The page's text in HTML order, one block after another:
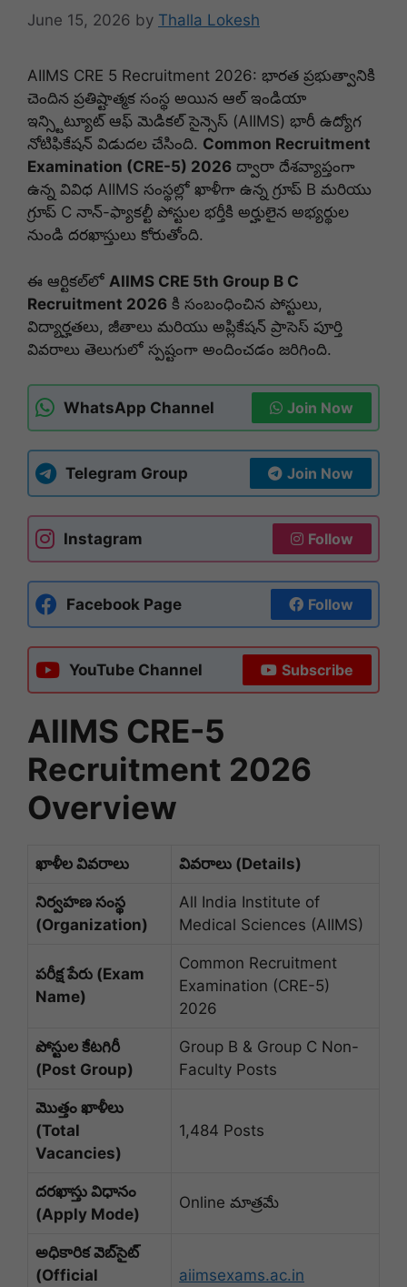
June 15, 2026 by Thalla Lokesh
AIIMS CRE 5 Recruitment 2026: భారత ప్రభుత్వానికి
చెందిన ప్రతిష్టాత్మక సంస్థ అయిన ఆల్ ఇండియా
ఇన్స్టిట్యూట్ ఆఫ్ మెడికల్ సైన్సెస్ (AIIMS) భారీ ఉద్యోగ
నోటిఫికేషన్ విడుదల చేసింది. Common Recruitment
Examination (CRE-5) 2026 ద్వారా దేశవ్యాప్తంగా
ఉన్న వివిధ AIIMS సంస్థల్లో ఖాళీగా ఉన్న గ్రూప్ B మరియు
గ్రూప్ C నాన్-ఫ్యాకల్టీ పోస్టుల భర్తీకి అర్హులైన అభ్యర్థుల
నుండి దరఖాస్తులు కోరుతోంది.
ఈ ఆర్టికల్‌లో AIIMS CRE 5th Group B C
Recruitment 2026 కి సంబంధించిన పోస్టులు,
విద్యార్హతలు, జీతాలు మరియు అప్లికేషన్ ప్రాసెస్ పూర్తి
వివరాలు తెలుగులో స్పష్టంగా అందించడం జరిగింది.
WhatsApp Channel Join Now
Telegram Group Join Now
Instagram Follow
Facebook Page Follow
YouTube Channel Subscribe
AIIMS CRE-5
Recruitment 2026
Overview
ఖాళీల వివరాలు వివరాలు (Details)
నిర్వహణ సంస్థ
(Organization)
All India Institute of
Medical Sciences (AIIMS)
పరీక్ష పేరు (Exam
Name)
Common Recruitment
Examination (CRE-5)
2026
పోస్టుల కేటగిరీ
(Post Group)
Group B & Group C Non-
Faculty Posts
మొత్తం ఖాళీలు
(Total
Vacancies)
1,484 Posts
దరఖాస్తు విధానం
(Apply Mode)
Online మాత్రమే
అధికారిక వెబ్‌సైట్
(Official
aiimsexams.ac.in